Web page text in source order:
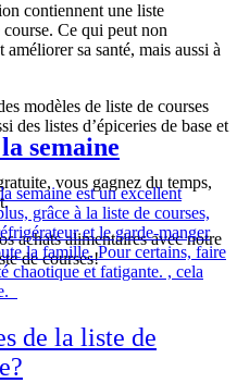
contiennent une liste
Ce qui peut non
améliorer sa santé, mais aussi à
modèles de liste de courses
des listes d’épiceries de base et
vous gagnez du temps,
achats alimentaires avec notre
de courses!
semaine
semaine est un excellent
grâce à la liste de courses,
et le garde-manger
la famille. Pour certains, faire
chaotique et fatigante. , cela
de la liste de